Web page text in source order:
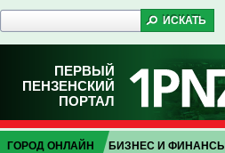
ПЕРВЫЙ
ПЕНЗЕНСКИЙ
ПОРТАЛ
ГОРОД ОНЛАЙН БИЗНЕС И ФИНАНСЫ